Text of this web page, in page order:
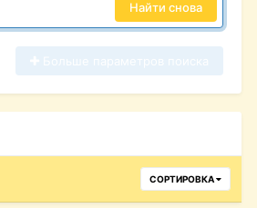
Найти снова
СОРТИРОВКА